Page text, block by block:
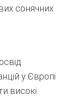
сонячних
у Європі
високі